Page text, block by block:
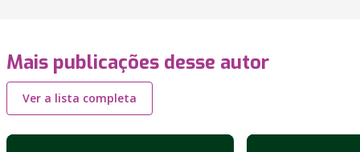
Mais publicações desse autor
Ver a lista completa